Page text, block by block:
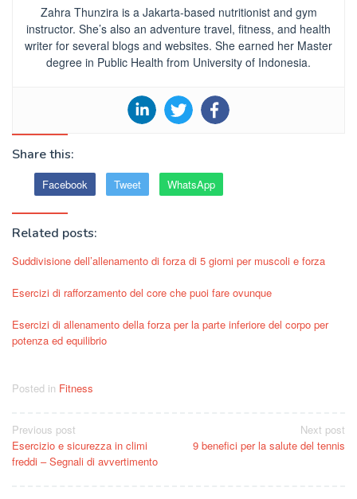
Zahra Thunzira is a Jakarta-based nutritionist and gym
instructor. She’s also an adventure travel, fitness, and health
writer for several blogs and websites. She earned her Master
degree in Public Health from University of Indonesia.
Share this:
Facebook Tweet WhatsApp
Related posts:
Suddivisione dell’allenamento di forza di 5 giorni per muscoli e forza
Esercizi di rafforzamento del core che puoi fare ovunque
Esercizi di allenamento della forza per la parte inferiore del corpo per
potenza ed equilibrio
Posted in Fitness
Post
navigation
Previous post
Esercizio e sicurezza in climi
freddi – Segnali di avvertimento
Next post
9 benefici per la salute del tennis